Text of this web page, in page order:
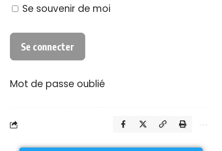
Se souvenir de moi
Mot de passe oublié